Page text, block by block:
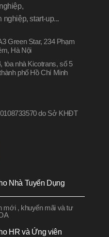
start-up...
Green Star, 234 Phạm
Hà Nội
tòa nhà Kicotrans, số 5
phố Hồ Chí Minh
do Sở KHĐT
Nhà Tuyển Dụng
mới , khuyến mãi và tư
HR và Ứng viên